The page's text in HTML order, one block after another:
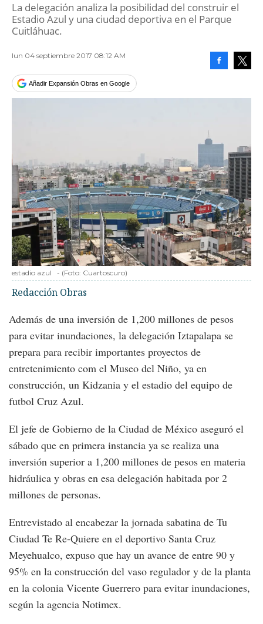
La delegación analiza la posibilidad del construir el
Estadio Azul y una ciudad deportiva en el Parque
Cuitláhuac.
lun 04 septiembre 2017 08:12 AM
Añadir Expansión Obras en Google
estadio azul - (Foto: Cuartoscuro)
Redacción Obras
Además de una inversión de 1,200 millones de pesos
para evitar inundaciones, la delegación Iztapalapa se
prepara para recibir importantes proyectos de
entretenimiento com el Museo del Niño, ya en
construcción, un Kidzania y el estadio del equipo de
futbol Cruz Azul.
El jefe de Gobierno de la Ciudad de México aseguró el
sábado que en primera instancia ya se realiza una
inversión superior a 1,200 millones de pesos en materia
hidráulica y obras en esa delegación habitada por 2
millones de personas.
Entrevistado al encabezar la jornada sabatina de Tu
Ciudad Te Re-Quiere en el deportivo Santa Cruz
Meyehualco, expuso que hay un avance de entre 90 y
95% en la construcción del vaso regulador y de la planta
en la colonia Vicente Guerrero para evitar inundaciones,
según la agencia Notimex.